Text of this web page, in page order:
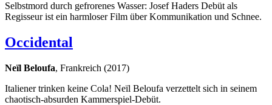
Selbstmord durch gefrorenes Wasser: Josef Haders Debüt als
Regisseur ist ein harmloser Film über Kommunikation und Schnee.
Occidental
Neïl Beloufa, Frankreich (2017)
Italiener trinken keine Cola! Neïl Beloufa verzettelt sich in seinem
chaotisch-absurden Kammerspiel-Debüt.